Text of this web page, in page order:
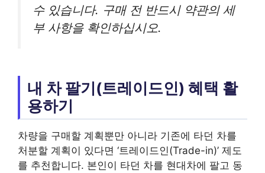
수 있습니다. 구매 전 반드시 약관의 세
부 사항을 확인하십시오.
내 차 팔기(트레이드인) 혜택 활
용하기
차량을 구매할 계획뿐만 아니라 기존에 타던 차를
처분할 계획이 있다면 ‘트레이드인(Trade-in)’ 제도
를 추천합니다. 본인이 타던 차를 현대차에 팔고 동